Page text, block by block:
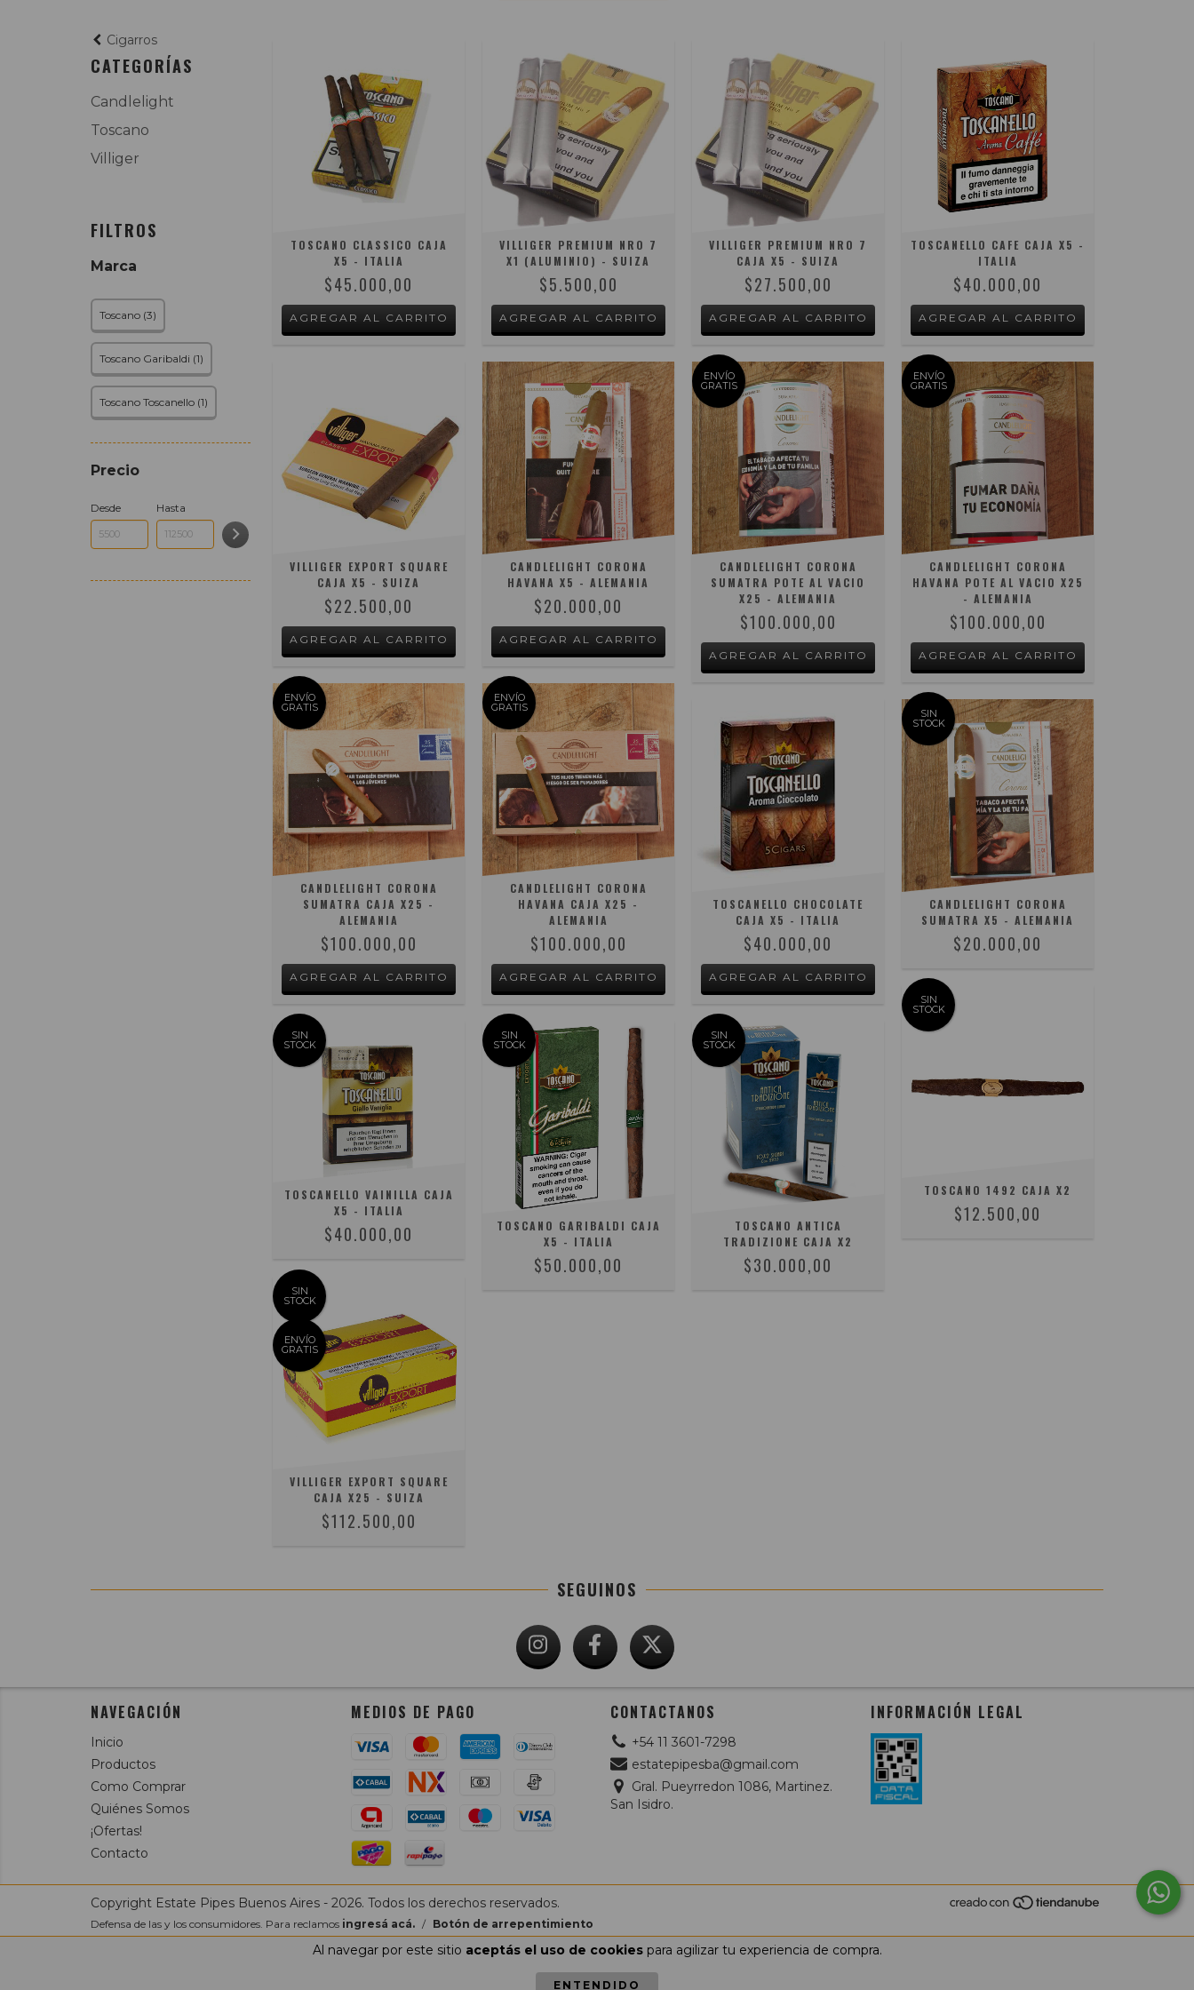
Al navegar por este sitio aceptás el uso de cookiespara agilizar tu experiencia de compra.
ENTENDIDO
Cigarros
CATEGORÍAS
Candlelight
Toscano
Villiger
FILTROS
Marca
Toscano (3)
Toscano Garibaldi (1)
Toscano Toscanello (1)
Precio
Desde Hasta
TOSCANO CLASSICO CAJA
X5 - ITALIA
$45.000,00
VILLIGER PREMIUM NRO 7
X1 (ALUMINIO) - SUIZA
$5.500,00
VILLIGER PREMIUM NRO 7
CAJA X5 - SUIZA
$27.500,00
TOSCANELLO CAFE CAJA X5 -
ITALIA
$40.000,00
VILLIGER EXPORT SQUARE
CAJA X5 - SUIZA
$22.500,00
CANDLELIGHT CORONA
HAVANA X5 - ALEMANIA
$20.000,00
ENVÍO
GRATIS
CANDLELIGHT CORONA
SUMATRA POTE AL VACIO
X25 - ALEMANIA
$100.000,00
ENVÍO
GRATIS
CANDLELIGHT CORONA
HAVANA POTE AL VACIO X25
- ALEMANIA
$100.000,00
ENVÍO
GRATIS
CANDLELIGHT CORONA
SUMATRA CAJA X25 -
ALEMANIA
$100.000,00
ENVÍO
GRATIS
CANDLELIGHT CORONA
HAVANA CAJA X25 -
ALEMANIA
$100.000,00
TOSCANELLO CHOCOLATE
CAJA X5 - ITALIA
$40.000,00
SIN
STOCK
CANDLELIGHT CORONA
SUMATRA X5 - ALEMANIA
$20.000,00
SIN
STOCK
TOSCANELLO VAINILLA CAJA
X5 - ITALIA
$40.000,00
SIN
STOCK
TOSCANO GARIBALDI CAJA
X5 - ITALIA
$50.000,00
SIN
STOCK
TOSCANO ANTICA
TRADIZIONE CAJA X2
$30.000,00
SIN
STOCK
TOSCANO 1492 CAJA X2
$12.500,00
SIN
STOCK
ENVÍO
GRATIS
VILLIGER EXPORT SQUARE
CAJA X25 - SUIZA
$112.500,00
SEGUINOS
NAVEGACIÓN
Inicio
Productos
Como Comprar
Quiénes Somos
¡Ofertas!
Contacto
MEDIOS DE PAGO CONTACTANOS
+54 11 3601-7298
estatepipesba@gmail.com
Gral. Pueyrredon 1086, Martinez.
San Isidro.
INFORMACIÓN LEGAL
Copyright Estate Pipes Buenos Aires - 2026. Todos los derechos reservados.
Defensa de las y los consumidores. Para reclamos ingresá acá. / Botón de arrepentimiento